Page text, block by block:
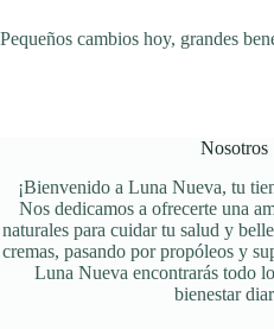
Pequeños cambios hoy, grandes
Nosotros
¡Bienvenido a Luna Nueva, tu
Nos dedicamos a ofrecerte una
naturales para cuidar tu salud y
cremas, pasando por propóleos y
Luna Nueva encontrarás todo
bienestar